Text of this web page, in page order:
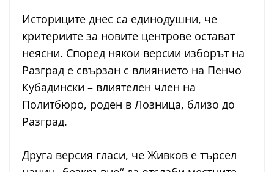
Историците днес са единодушни, че
критериите за новите центрове остават
неясни. Според някои версии изборът на
Разград е свързан с влиянието на Пенчо
Кубадински – влиятелен член на
Политбюро, роден в Лозница, близо до
Разград.
Друга версия гласи, че Живков е търсел